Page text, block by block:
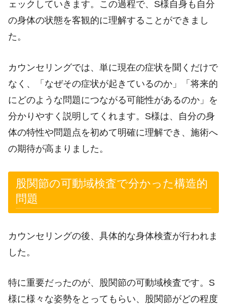
ェックしていきます。この過程で、S様自身も自分
の身体の状態を客観的に理解することができまし
た。
カウンセリングでは、単に現在の症状を聞くだけで
なく、「なぜその症状が起きているのか」「将来的
にどのような問題につながる可能性があるのか」を
分かりやすく説明してくれます。S様は、自分の身
体の特性や問題点を初めて明確に理解でき、施術へ
の期待が高まりました。
股関節の可動域検査で分かった構造的
問題
カウンセリングの後、具体的な身体検査が行われま
した。
特に重要だったのが、股関節の可動域検査です。S
様に様々な姿勢をとってもらい、股関節がどの程度